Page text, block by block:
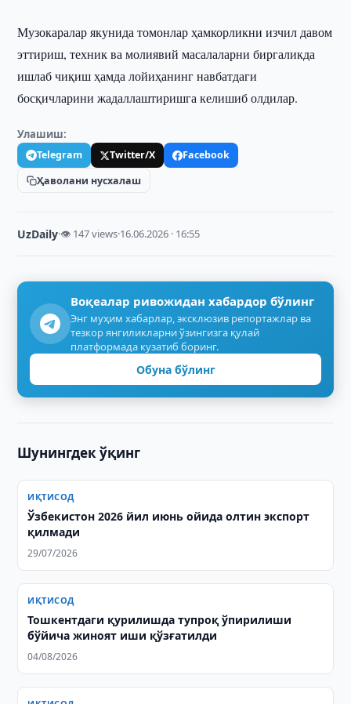
Музокаралар якунида томонлар ҳамкорликни изчил давом
эттириш, техник ва молиявий масалаларни биргаликда
ишлаб чиқиш ҳамда лойиҳанинг навбатдаги
босқичларини жадаллаштиришга келишиб олдилар.
Улашиш:
Telegram Twitter/X
Facebook
Ҳаволани нусхалаш
UzDaily·👁 147 views·16.06.2026 · 16:55
Воқеалар ривожидан хабардор бўлинг
Энг муҳим хабарлар, эксклюзив репортажлар ва
тезкор янгиликларни ўзингизга қулай
платформада кузатиб боринг.
Обуна бўлинг
Шунингдек ўқинг
ИҚТИСОД
Ўзбекистон 2026 йил июнь ойида олтин экспорт
қилмади
29/07/2026
ИҚТИСОД
Тошкентдаги қурилишда тупроқ ўпирилиши
бўйича жиноят иши қўзғатилди
04/08/2026